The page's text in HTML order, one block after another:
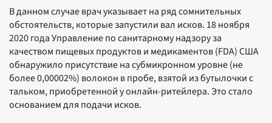
В данном случае врач указывает на ряд сомнительных
обстоятельств, которые запустили вал исков. 18 ноября
2020 года Управление по санитарному надзору за
качеством пищевых продуктов и медикаментов (FDA) США
обнаружило присутствие на субмикронном уровне (не
более 0,00002%) волокон в пробе, взятой из бутылочки с
тальком, приобретенной у онлайн-ритейлера. Это стало
основанием для подачи исков.